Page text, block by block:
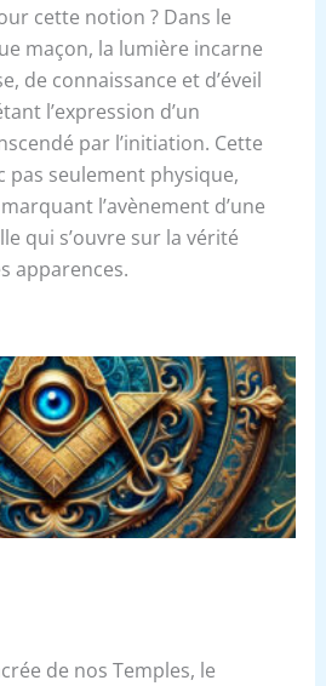
cette notion ? Dans le
maçon, la lumière incarne
de connaissance et d’éveil
l’expression d’un
par l’initiation. Cette
pas seulement physique,
l’avènement d’une
qui s’ouvre sur la vérité
apparences.
de nos Temples, le